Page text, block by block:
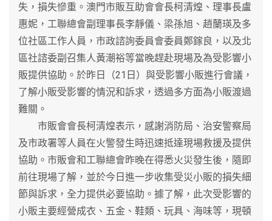
失，損失慘重。澳門市販互助會會長柯清煌、理事長盧
惠妮，工聯總會副理事長李靜儀、梁孫旭、趙蘭瑛及多
位社區工作人員，市政諮詢委員會委員鄭鎵良，以及北
區社諮委副召集人黃潮裕等當晚趕赴現場及為受影響小
販提供協助。於昨日（21日）與受影響小販進行會議，
了解小販受影響的情況和訴求，透過多方面為小販渡過
難關。
市販會會長柯清煌表示，感謝消防局、治安警察局
及市政署等人員在火警發生時迅速抵達現場救援及提供
協助。市販會和工聯總會昨晚在得悉火災發生後，隨即
前往現場了解，並於今日進一步收集受災小販的損失細
節與訴求，全力提供必要協助。據了解，此次受影響的
小販主要經營成衣、五金、鞋類、玩具、海味等，現頓